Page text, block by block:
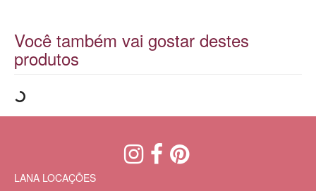
Você também vai gostar destes
produtos
LANA LOCAÇÕES